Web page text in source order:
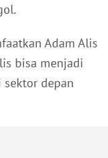
Adam Alis
bisa menjadi
depan